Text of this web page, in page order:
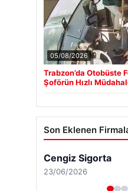
05/08/2026
Trabzon’da Otobüste
Şoförün Hızlı
Son Eklenen
Cengiz Sigorta
23/06/2026